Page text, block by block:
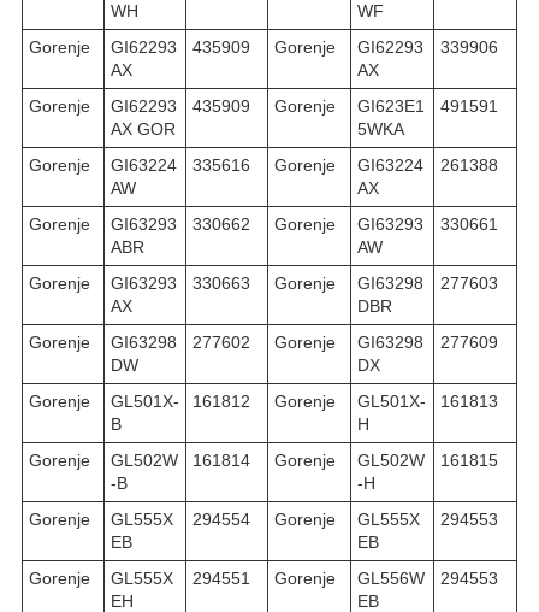
WH
WF
Gorenje
GI62293
AX
435909 Gorenje
GI62293
AX
339906
Gorenje
GI62293
AX GOR
435909 Gorenje
GI623E1
5WKA
491591
Gorenje
GI63224
AW
335616 Gorenje
GI63224
AX
261388
Gorenje
GI63293
ABR
330662 Gorenje
GI63293
AW
330661
Gorenje
GI63293
AX
330663 Gorenje
GI63298
DBR
277603
Gorenje
GI63298
DW
277602 Gorenje
GI63298
DX
277609
Gorenje
GL501X-
B
161812 Gorenje
GL501X-
H
161813
Gorenje
GL502W
-B
161814 Gorenje
GL502W
-H
161815
Gorenje
GL555X
EB
294554 Gorenje
GL555X
EB
294553
Gorenje
GL555X
EH
294551 Gorenje
GL556W
EB
294553